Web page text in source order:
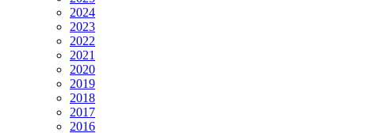
2024
2023
2022
2021
2020
2019
2018
2017
2016